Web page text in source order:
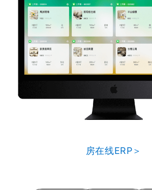
房在线ERP＞